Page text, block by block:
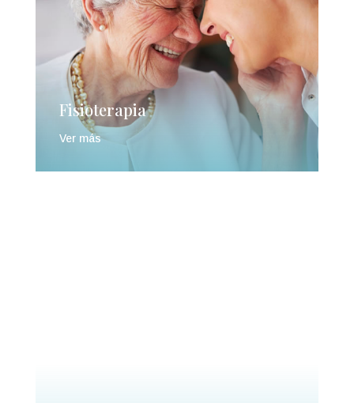
Fisioterapia
Ver más